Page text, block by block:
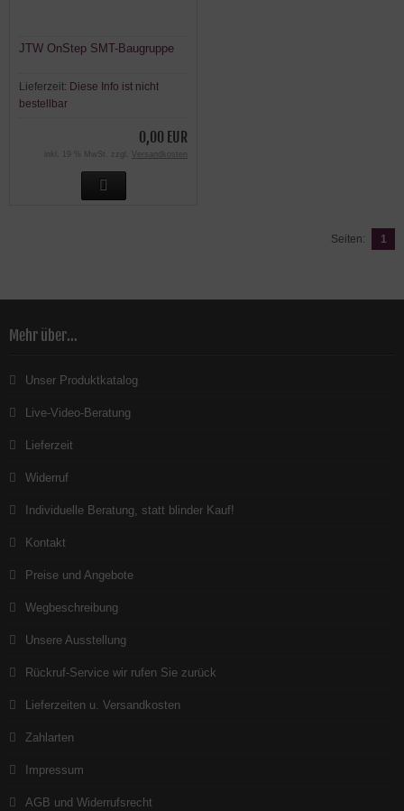
JTW OnStep SMT-Baugruppe
Lieferzeit: Diese Info ist nicht
bestellbar
0,00 EUR
inkl. 19 % MwSt. zzgl. Versandkosten
Seiten: 1
Mehr über...
Unser Produktkatalog
Live-Video-Beratung
Lieferzeit
Widerruf
Individuelle Beratung, statt blinder Kauf!
Kontakt
Preise und Angebote
Wegbeschreibung
Unsere Ausstellung
Rückruf-Service wir rufen Sie zurück
Lieferzeiten u. Versandkosten
Zahlarten
Impressum
AGB und Widerrufsrecht